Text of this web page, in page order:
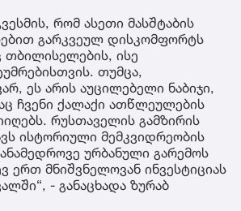
რომ ასეთი მასშტაბის
გარკვეულ დისკომფორტს
თბილისელების, ისე
თუმცა,
ეს არის აუცილებელი ნაბიჯი,
ჩვენი ქალაქი ათწლეულების
რუსთაველის გამზირის
ისტორიული მემკვიდრეობის
ურბანული გარემოს
ერთ მნიშვნელოვან ინვესტიციას
- განაცხადა ზურაბ